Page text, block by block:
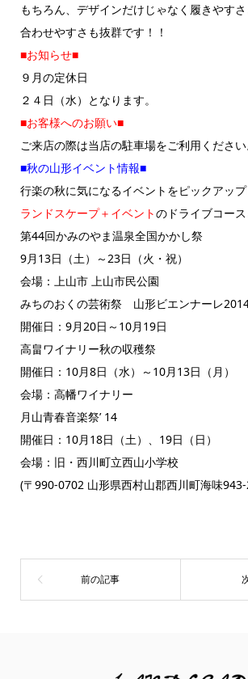
もちろん、デザインだけじゃなく履きやすさ
合わせやすさも抜群です！！
■お知らせ■
９月の定休日
２４日（水）となります。
■お客様へのお願い■
ご来店の際は当店の駐車場をご利用ください
■秋の山形イベント情報■
行楽の秋に気になるイベントをピックアップ
ランドスケープ＋イベントのドライブコー
第44回かみのやま温泉全国かかし祭
9月13日（土）～23日（火・祝）
会場：上山市 上山市民公園
みちのおくの芸術祭 山形ビエンナーレ
開催日：9月20日～10月19日
高畠ワイナリー秋の収穫祭
開催日：10月8日（水）～10月13日（月）
会場：高幡ワイナリー
月山青春音楽祭’ 14
開催日：10月18日（土）、19日（日）
会場：旧・西川町立西山小学校
(〒990-0702 山形県西村山郡西川町海味